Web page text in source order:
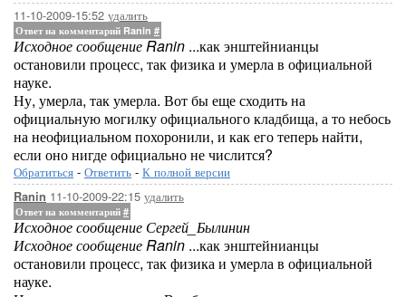
11-10-2009-15:52 удалить
Ответ на комментарий Ranin #
Исходное сообщение Ranin ...как энштейнианцы
остановили процесс, так физика и умерла в официальной
науке.
Ну, умерла, так умерла. Вот бы еще сходить на
официальную могилку официального кладбища, а то небось
на неофициальном похоронили, и как его теперь найти,
если оно нигде официально не числится?
Обратиться - Ответить - К полной версии
Ranin 11-10-2009-22:15 удалить
Ответ на комментарий #
Исходное сообщение Сергей_Былинин
Исходное сообщение Ranin ...как энштейнианцы
остановили процесс, так физика и умерла в официальной
науке.